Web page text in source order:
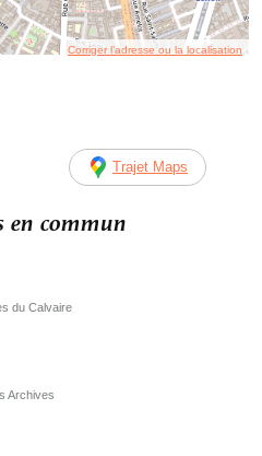
Corriger l’adresse ou la localisation
Trajet Maps
en commun
du Calvaire
Archives